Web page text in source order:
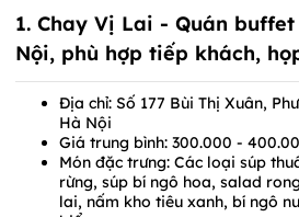
1. Chay Vị Lai - Quán
Nội, phù hợp tiếp khách,
Địa chỉ: Số 177 Bùi Thị Xuân,
Hà Nội
Giá trung bình: 300.000 -
Món đặc trưng: Các loại súp
rừng, súp bí ngô hoa, salad
lai, nấm kho tiêu xanh, bí ngô